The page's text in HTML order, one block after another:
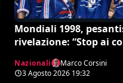
Mondiali 1998,
rivelazione: “Stop ai
antidoping nei
Francia”
Nazionali
Marco Corsini
3 Agosto 2026 19:32